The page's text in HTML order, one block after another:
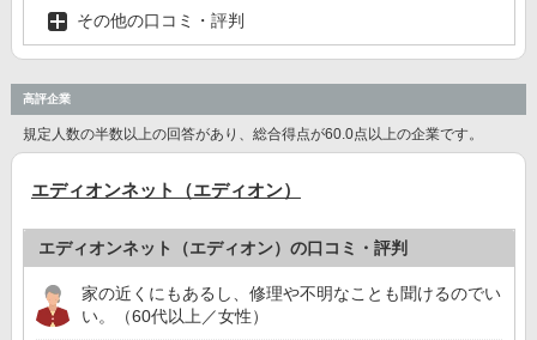
その他の口コミ・評判
高評企業
規定人数の半数以上の回答があり、総合得点が60.0点以上の企業です。
エディオンネット（エディオン）
エディオンネット（エディオン）の口コミ・評判
家の近くにもあるし、修理や不明なことも聞けるのでい
い。（60代以上／女性）